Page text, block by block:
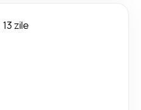
13 zile